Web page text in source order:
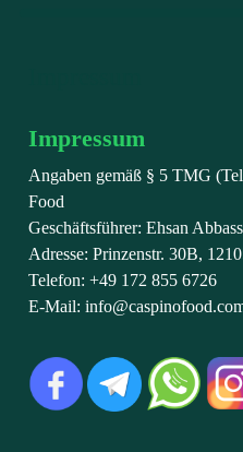
Impressum
Angaben gemäß § 5 TMG
Food
Geschäftsführer: Ehsan
Adresse: Prinzenstr. 30B,
Telefon: +49 172 855 6726
E-Mail: